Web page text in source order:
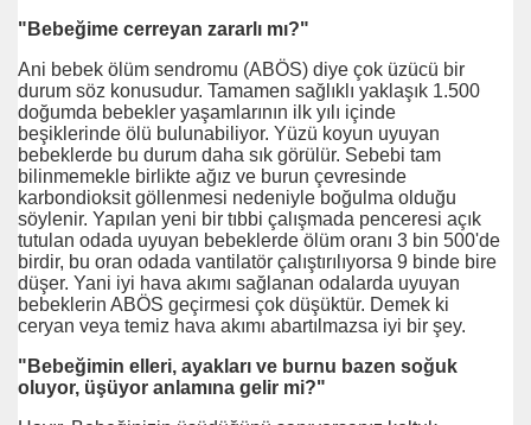
"Bebeğime cerreyan zararlı mı?"
Ani bebek ölüm sendromu (ABÖS) diye çok üzücü bir
durum söz konusudur. Tamamen sağlıklı yaklaşık 1.500
doğumda bebekler yaşamlarının ilk yılı içinde
beşiklerinde ölü bulunabiliyor. Yüzü koyun uyuyan
bebeklerde bu durum daha sık görülür. Sebebi tam
bilinmemekle birlikte ağız ve burun çevresinde
karbondioksit göllenmesi nedeniyle boğulma olduğu
söylenir. Yapılan yeni bir tıbbi çalışmada penceresi açık
tutulan odada uyuyan bebeklerde ölüm oranı 3 bin 500'de
birdir, bu oran odada vantilatör çalıştırılıyorsa 9 binde bire
düşer. Yani iyi hava akımı sağlanan odalarda uyuyan
bebeklerin ABÖS geçirmesi çok düşüktür. Demek ki
ceryan veya temiz hava akımı abartılmazsa iyi bir şey.
"Bebeğimin elleri, ayakları ve burnu bazen soğuk
oluyor, üşüyor anlamına gelir mi?"
Vermiştin ?